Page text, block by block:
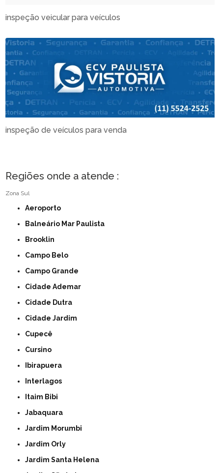
inspeção veicular para veículos
inspeção de veículos para venda
Regiões onde a atende :
Zona Sul
Aeroporto
Balneário Mar Paulista
Brooklin
Campo Belo
Campo Grande
Cidade Ademar
Cidade Dutra
Cidade Jardim
Cupecê
Cursino
Ibirapuera
Interlagos
Itaim Bibi
Jabaquara
Jardim Morumbi
Jardim Orly
Jardim Santa Helena